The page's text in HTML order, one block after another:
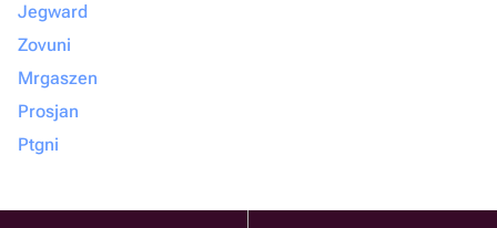
Jegward
Zovuni
Mrgaszen
Prosjan
Ptgni